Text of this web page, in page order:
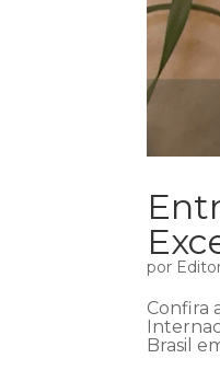
por
Confira
Brasil